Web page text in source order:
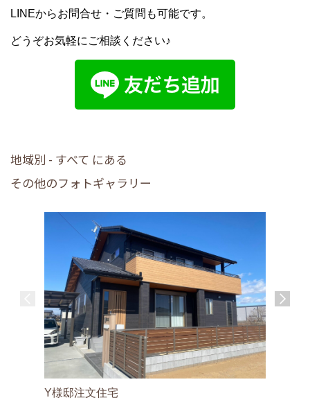
LINEからお問合せ・ご質問も可能です。
どうぞお気軽にご相談ください♪
地域別 - すべて にある
その他のフォトギャラリー
Y様邸注文住宅